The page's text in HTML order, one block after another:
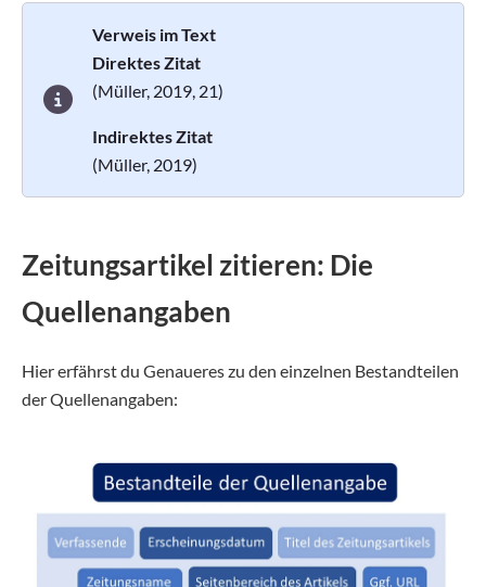
Verweis im Text
Direktes Zitat
(Müller, 2019, 21)
Indirektes Zitat
(Müller, 2019)
Zeitungsartikel zitieren: Die
Quellenangaben
Hier erfährst du Genaueres zu den einzelnen Bestandteilen
der Quellenangaben: